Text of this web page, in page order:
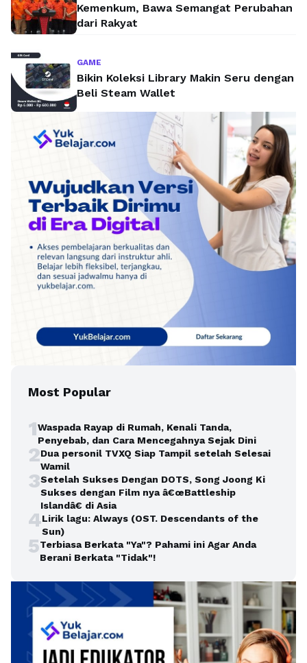
Kemenkum, Bawa Semangat Perubahan
dari Rakyat
GAME
Bikin Koleksi Library Makin Seru dengan
Beli Steam Wallet
Most Popular
1Waspada Rayap di Rumah, Kenali Tanda,
Penyebab, dan Cara Mencegahnya Sejak Dini
2Dua personil TVXQ Siap Tampil setelah Selesai
Wamil
3Setelah Sukses Dengan DOTS, Song Joong Ki
Sukses dengan Film nya â€œBattleship
Islandâ€ di Asia
4Lirik lagu: Always (OST. Descendants of the
Sun)
5Terbiasa Berkata "Ya"? Pahami ini Agar Anda
Berani Berkata "Tidak"!